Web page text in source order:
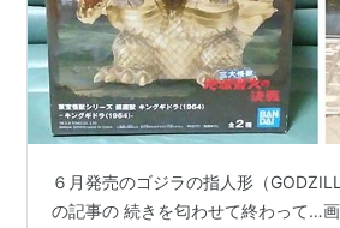
６月発売のゴジラの指人形（
の記事の 続きを匂わせて終わって…